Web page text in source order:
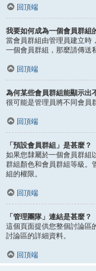
回頂端
我要如何成為一個會員群組
當會員群組由管理員建立時
一個會員群組，那麼請傳送
回頂端
為何某些會員群組能顯示出
很可能是管理員將不同會員
回頂端
「預設會員群組」是甚麼？
如果您隸屬於一個會員群組
群組顏色和會員群組等級。
組的權限。
回頂端
「管理團隊」連結是甚麼？
這個頁面提供您整個討論區
討論區的詳細資料。
回頂端